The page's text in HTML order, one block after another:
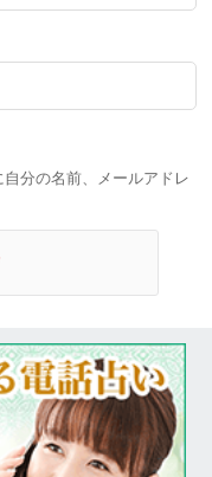
分の名前、メールアドレ